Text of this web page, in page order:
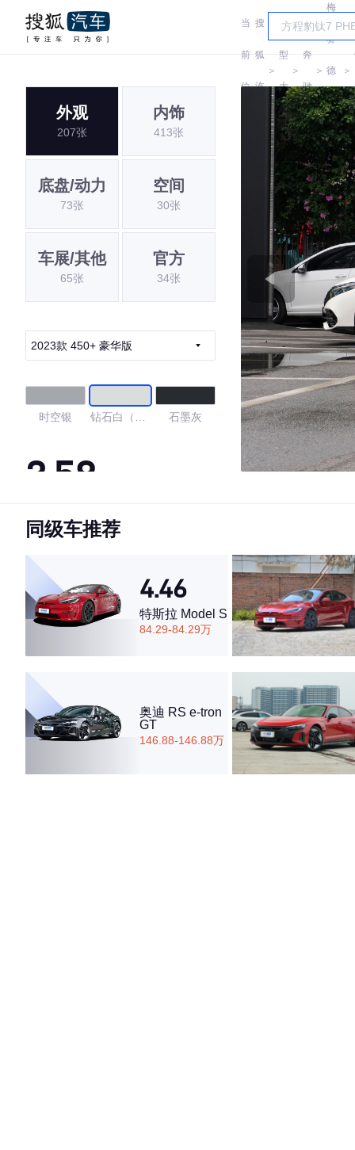
当
前
位
搜
狐
汽
＞
车
型
大
全
＞
奔
驰
＞
梅
赛
德
斯-
EQ
＞
外观
207张
内饰
413张
底盘/动力
73张
空间
30张
车展/其他
65张
官方
34张
2023款 450+ 豪华版
时空银
钻石白（亮
石墨灰
3.58
·外观表现一般，低于96%同级车
·空间表现一般，低于92%同级车
同级车推荐
4.46
特斯拉 Model S
84.29-84.29万
奥迪 RS e-tron
GT
146.88-146.88万